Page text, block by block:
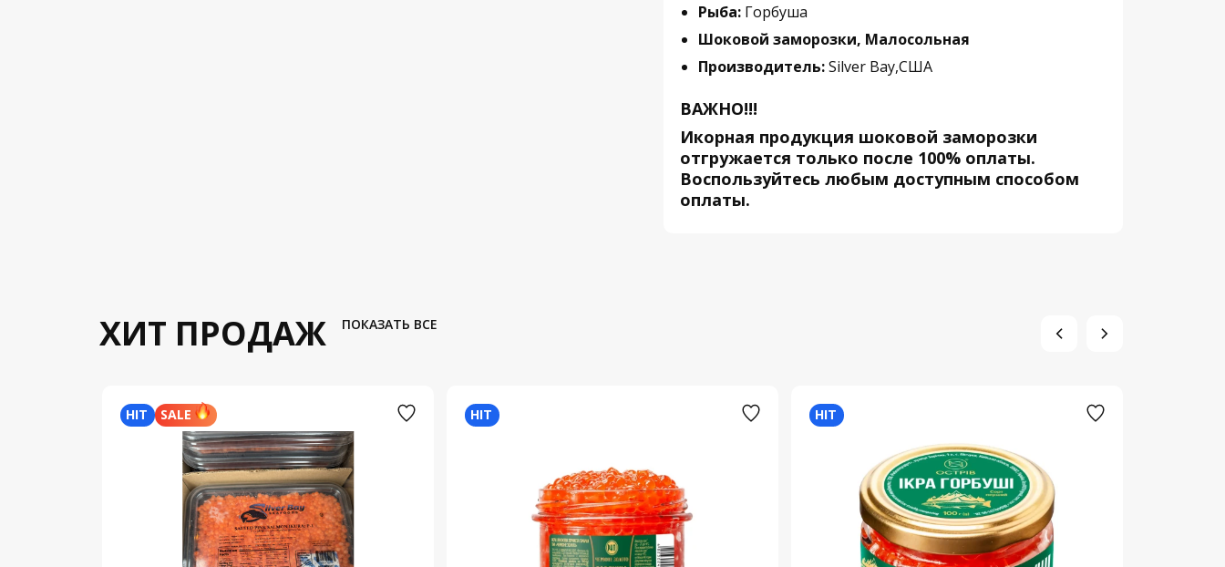
Рыба: Горбуша
Шоковой заморозки, Малосольная
Производитель:Silver Bay,США
ВАЖНО!!!
Икорная продукция шоковой заморозки
отгружается только после 100% оплаты.
Воспользуйтесь любым доступным способом
оплаты.
ХИТ ПРОДАЖ ПОКАЗАТЬ ВСЕ
HIT SALE HIT HIT